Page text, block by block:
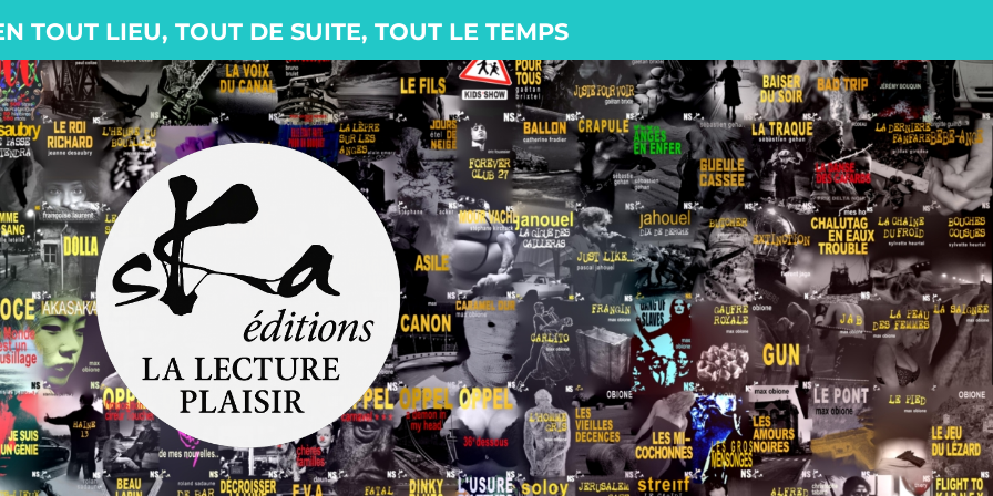
TOUT LIEU, TOUT DE SUITE, TOUT LE TEMPS